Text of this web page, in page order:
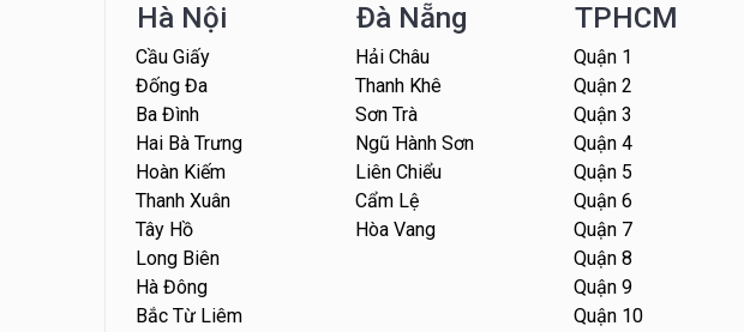
Hà Nội
Cầu Giấy
Đống Đa
Ba Đình
Hai Bà Trưng
Hoàn Kiếm
Thanh Xuân
Tây Hồ
Long Biên
Hà Đông
Bắc Từ Liêm
Đà Nẵng
Hải Châu
Thanh Khê
Sơn Trà
Ngũ Hành Sơn
Liên Chiểu
Cẩm Lệ
Hòa Vang
TPHCM
Quận 1
Quận 2
Quận 3
Quận 4
Quận 5
Quận 6
Quận 7
Quận 8
Quận 9
Quận 10